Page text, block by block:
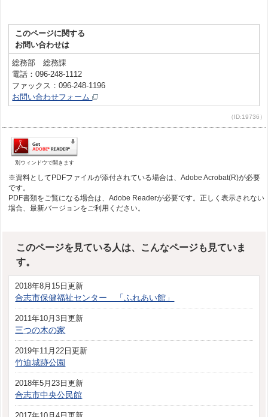
このページに関する
お問い合わせは
総務部 総務課
電話：096-248-1112
ファックス：096-248-1196
お問い合わせフォーム
（ID:19736）
別ウィンドウで開きます
※資料としてPDFファイルが添付されている場合は、Adobe Acrobat(R)が必要
です。
PDF書類をご覧になる場合は、Adobe Readerが必要です。正しく表示されない
場合、最新バージョンをご利用ください。
このページを見ている人は、こんなページも見ていま
す。
2018年8月15日更新
合志市保健福祉センター 「ふれあい館」
2011年10月3日更新
三つの木の家
2019年11月22日更新
竹迫城跡公園
2018年5月23日更新
合志市中央公民館